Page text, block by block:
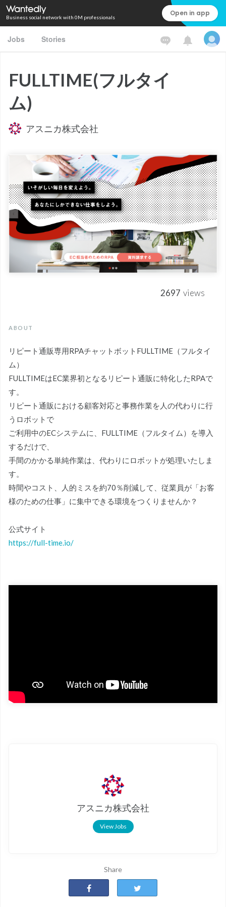
Business social network with 0M professionals Open in app
Jobs Stories
FULLTIME(フルタイ
ム)
アスニカ株式会社
2697 views
ABOUT
リピート通販専用RPAチャットボットFULLTIME（フルタイ
ム）
FULLTIMEはEC業界初となるリピート通販に特化したRPAで
す。
リピート通販における顧客対応と事務作業を人の代わりに行
うロボットで
ご利用中のECシステムに、FULLTIME（フルタイム）を導入
するだけで、
手間のかかる単純作業は、代わりにロボットが処理いたしま
す。
時間やコスト、人的ミスを約70％削減して、従業員が「お客
様のための仕事」に集中できる環境をつくりませんか？
公式サイト
https://full-time.io/
アスニカ株式会社
View Jobs
Share